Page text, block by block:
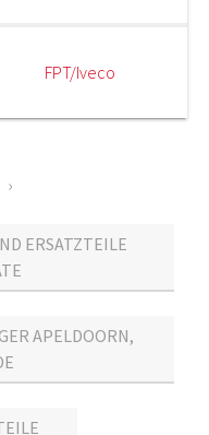
FPT/Iveco
ERSATZTEILE
APELDOORN,